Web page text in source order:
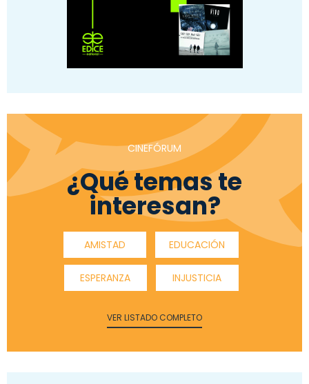
CINEFÓRUM
¿Qué temas te
interesan?
AMISTAD EDUCACIÓN
ESPERANZA INJUSTICIA
VER LISTADO COMPLETO